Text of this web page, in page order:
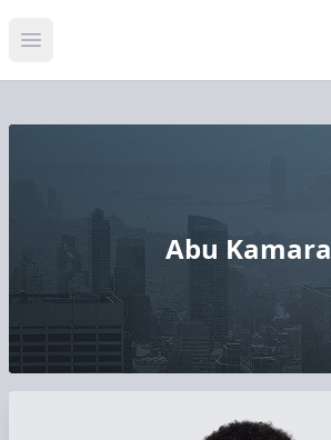
Open menu
Abu Kamara